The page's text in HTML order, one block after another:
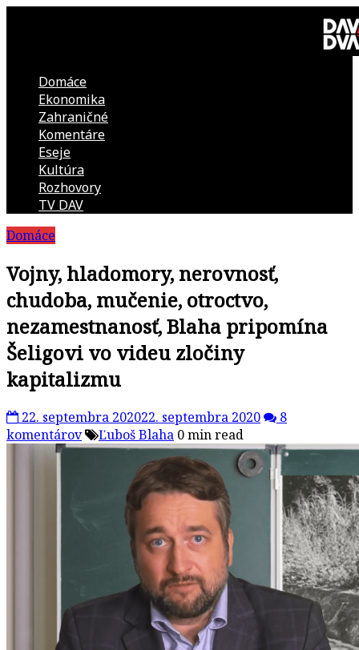
DAV
DVA
kultúrno-
politická
revue
Domáce
Ekonomika
Zahraničné
Komentáre
Eseje
Kultúra
Rozhovory
TV DAV
Domáce
Vojny, hladomory, nerovnosť,
chudoba, mučenie, otroctvo,
nezamestnanosť, Blaha pripomína
Šeligovi vo videu zločiny
kapitalizmu
22. septembra 202022. septembra 2020
8
komentárov
Ľuboš Blaha 0 min read